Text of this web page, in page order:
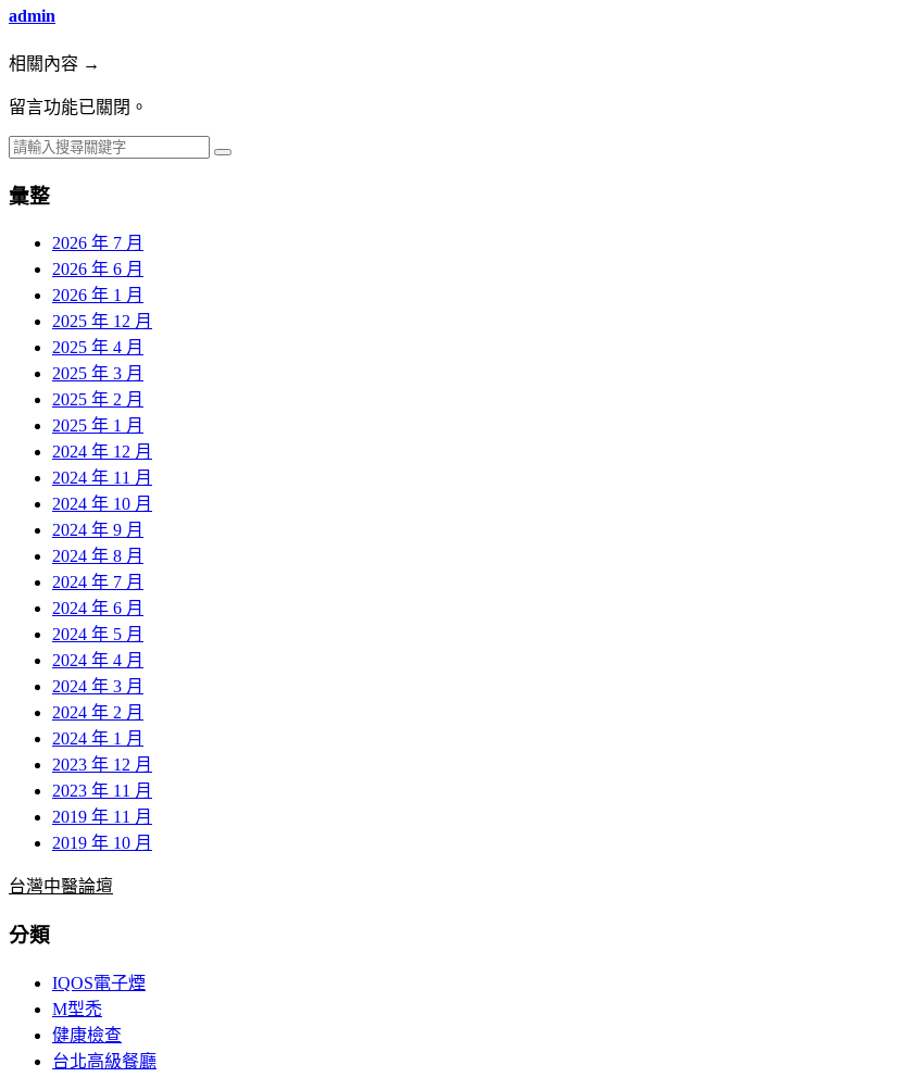
admin
相關內容 →
留言功能已關閉。
彙整
2026 年 7 月
2026 年 6 月
2026 年 1 月
2025 年 12 月
2025 年 4 月
2025 年 3 月
2025 年 2 月
2025 年 1 月
2024 年 12 月
2024 年 11 月
2024 年 10 月
2024 年 9 月
2024 年 8 月
2024 年 7 月
2024 年 6 月
2024 年 5 月
2024 年 4 月
2024 年 3 月
2024 年 2 月
2024 年 1 月
2023 年 12 月
2023 年 11 月
2019 年 11 月
2019 年 10 月
台灣中醫論壇
分類
IQOS電子煙
M型禿
健康檢查
台北高級餐廳